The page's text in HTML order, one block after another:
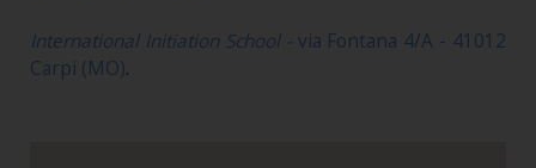
International Initiation School - via Fontana 4/A - 41012
Carpi (MO).